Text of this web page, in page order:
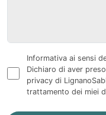
Informativa ai sensi
Dichiaro di aver
privacy di
trattamento dei miei